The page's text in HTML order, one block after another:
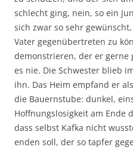
schlecht ging, nein, so ein
sich zwar so sehr
Vater gegenübertreten zu
demonstrieren, der er gerne
es nie. Die Schwester blieb
ihn. Das Heim empfand er
die Bauernstube: dunkel,
Hoffnungslosigkeit am Ende
dass selbst Kafka nicht
enden soll, der so tapfer